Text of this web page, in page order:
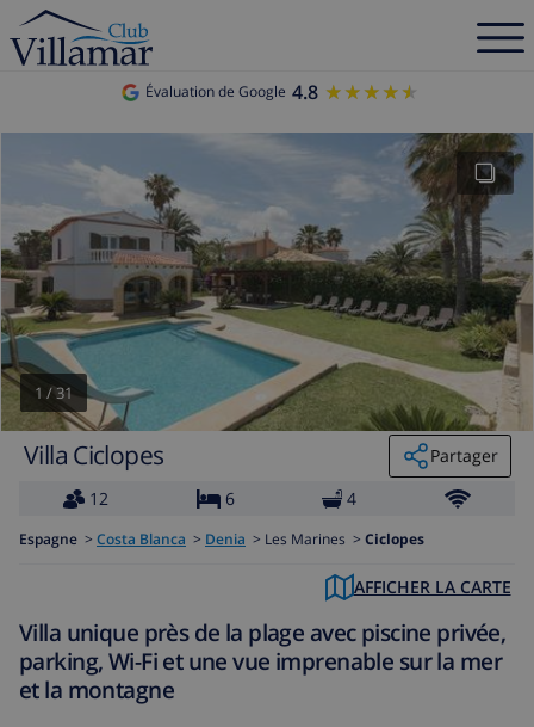
Évaluation de Google 4.8 ★★★★★
★★★★★
1 /31
Villa Ciclopes
Partager
12
6 4
Espagne > Costa Blanca > Denia > Les Marines > Ciclopes
AFFICHER LA CARTE
Villa unique près de la plage avec piscine privée,
parking, Wi-Fi et une vue imprenable sur la mer
et la montagne